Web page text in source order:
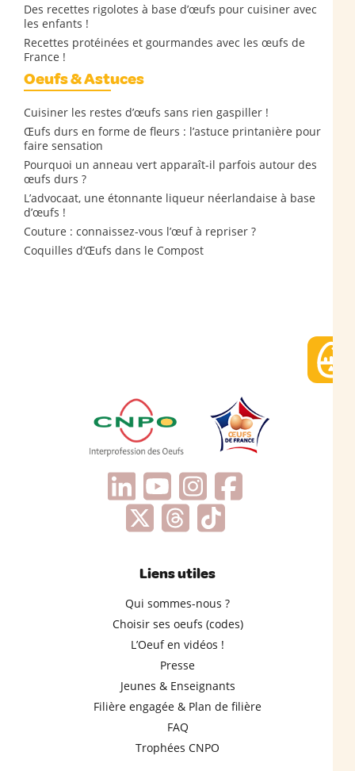
Des recettes rigolotes à base d’œufs pour cuisiner avec
les enfants !
Recettes protéinées et gourmandes avec les œufs de
France !
Oeufs & Astuces
Cuisiner les restes d’œufs sans rien gaspiller !
Œufs durs en forme de fleurs : l’astuce printanière pour
faire sensation
Pourquoi un anneau vert apparaît-il parfois autour des
œufs durs ?
L’advocaat, une étonnante liqueur néerlandaise à base
d’œufs !
Couture : connaissez-vous l’œuf à repriser ?
Coquilles d’Œufs dans le Compost
Liens utiles
Qui sommes-nous ?
Choisir ses oeufs (codes)
L’Oeuf en vidéos !
Presse
Jeunes & Enseignants
Filière engagée & Plan de filière
FAQ
Trophées CNPO